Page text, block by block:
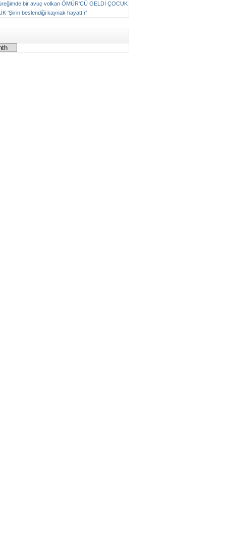
bir avuç volkan ÖMÜR'CÜ GELDİ ÇOCUK
‘Şiirin beslendiği kaynak hayattır’